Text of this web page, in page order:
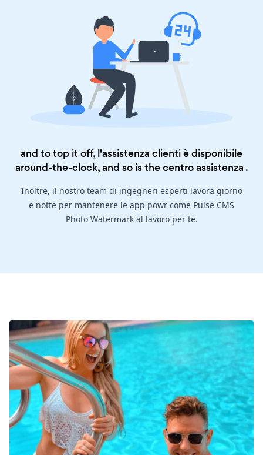
and to top it off, l'assistenza clienti è disponibile
around-the-clock, and so is thecentro assistenza .
Inoltre, il nostro team di ingegneri esperti lavora giorno
e notte per mantenere le app powr come Pulse CMS
Photo Watermark al lavoro per te.